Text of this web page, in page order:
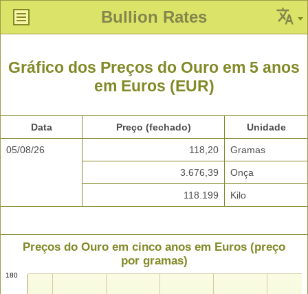
Bullion Rates
Gráfico dos Preços do Ouro em 5 anos
em Euros (EUR)
Data Preço (fechado) Unidade
05/08/26 118,20 Gramas
3.676,39 Onça
118.199 Kilo
Preços do Ouro em cinco anos em Euros (preço
por gramas)
180